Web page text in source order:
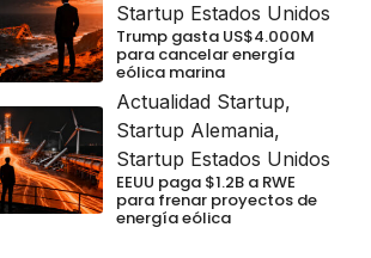
Startup Estados Unidos
Trump gasta US$4.000M
para cancelar energía
eólica marina
Actualidad Startup,
Startup Alemania,
Startup Estados Unidos
EEUU paga $1.2B a RWE
para frenar proyectos de
energía eólica